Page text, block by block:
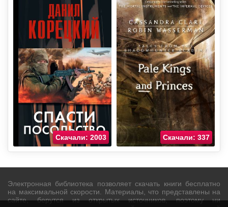
Скачали: 2003 Скачали: 337
Электронная библиотека позволяет скачать книги бесплатно
на максимальной скорости. Материалы, что представлены на
сайте, берутся из открытых источников, поэтому ни